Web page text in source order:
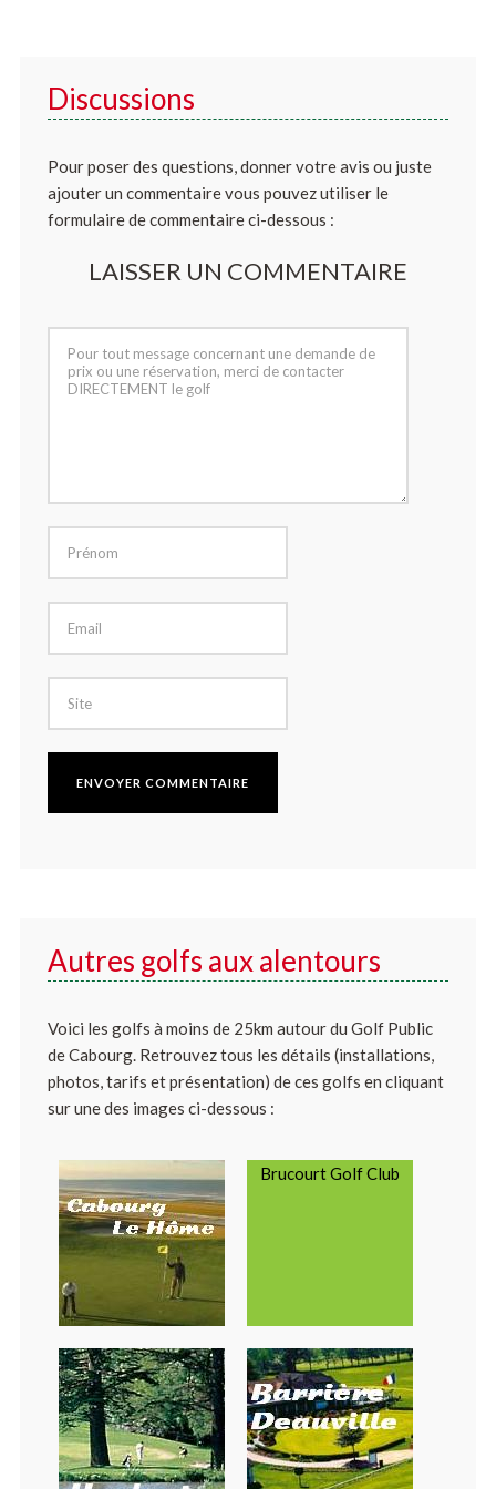
Discussions
Pour poser des questions, donner votre avis ou juste
ajouter un commentaire vous pouvez utiliser le
formulaire de commentaire ci-dessous :
LAISSER UN COMMENTAIRE
Autres golfs aux alentours
Voici les golfs à moins de 25km autour du Golf Public
de Cabourg. Retrouvez tous les détails (installations,
photos, tarifs et présentation) de ces golfs en cliquant
sur une des images ci-dessous :
Brucourt Golf Club